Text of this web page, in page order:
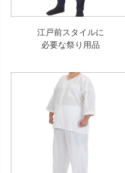
江戸前スタイルに
必要な祭り用品